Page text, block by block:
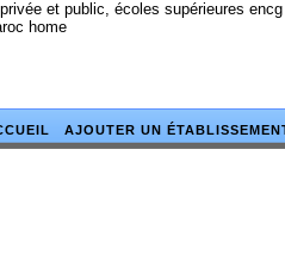
et public, écoles supérieures
home
AJOUTER UN